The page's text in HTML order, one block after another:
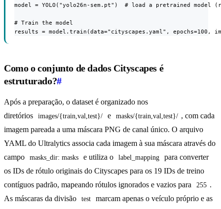
model = YOLO("yolo26n-sem.pt")  # load a pretrained model
# Train the model
results = model.train(data="cityscapes.yaml", epochs=100,
Como o conjunto de dados Cityscapes é
estruturado?#
Após a preparação, o dataset é organizado nos
diretórios
images/{train,val,test}/ e masks/{train,val,test}/ , com cada
imagem pareada a uma máscara PNG de canal único. O arquivo
YAML do Ultralytics associa cada imagem à sua máscara através do
campo
masks_dir: masks e utiliza o label_mapping
para converter
os IDs de rótulo originais do Cityscapes para os 19 IDs de treino
contíguos padrão, mapeando rótulos ignorados e vazios para
255 .
As máscaras da divisão
test
marcam apenas o veículo próprio e as